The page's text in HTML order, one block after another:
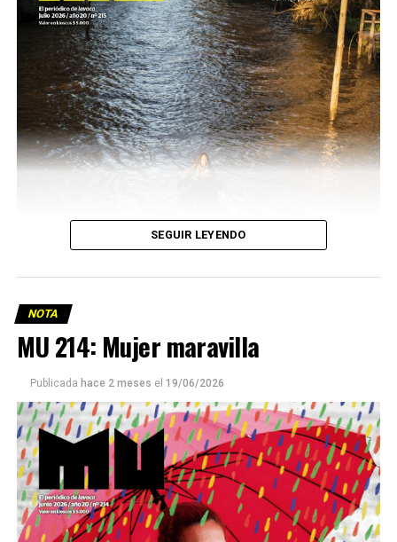
Este número 215 de MU ☝️viene con doble tapa, que
podría ser una frase:
Sin chamuyo, a remarla.
SEGUIR LEYENDO
NOTA
MU 214: Mujer maravilla
Publicada hace 2 meses el 19/06/2026